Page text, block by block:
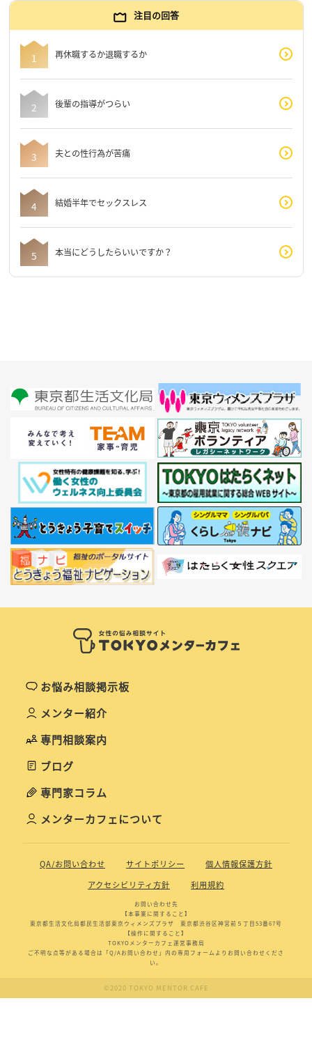
注目の回答
再休職するか退職するか
後輩の指導がつらい
夫との性行為が苦痛
結婚半年でセックスレス
本当にどうしたらいいですか？
お悩み相談掲示板
メンター紹介
専門相談案内
ブログ
専門家コラム
メンターカフェについて
QA/お問い合わせ サイトポリシー
個人情報保護方針
アクセシビリティ方針
利用規約
お問い合わせ先
【本事業に関すること】
東京都生活文化局都民生活部東京ウィメンズプラザ 東京都渋谷区神宮前５丁目53番67号
【操作に関すること】
TOKYOメンターカフェ運営事務局
ご不明な点等がある場合は「Q/Aお問い合わせ」内の専用フォームよりお問い合わせくださ
い。
©2020 TOKYO MENTOR CAFE